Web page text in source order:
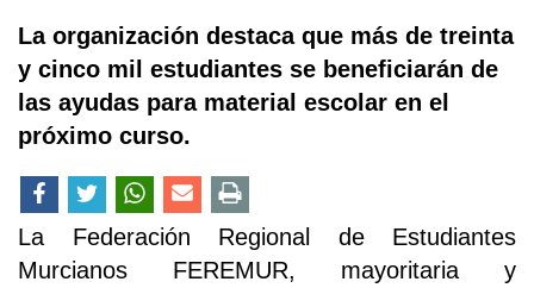
La organización destaca que más de treinta
y cinco mil estudiantes se beneficiarán de
las ayudas para material escolar en el
próximo curso.
La Federación Regional de Estudiantes
Murcianos FEREMUR, mayoritaria y